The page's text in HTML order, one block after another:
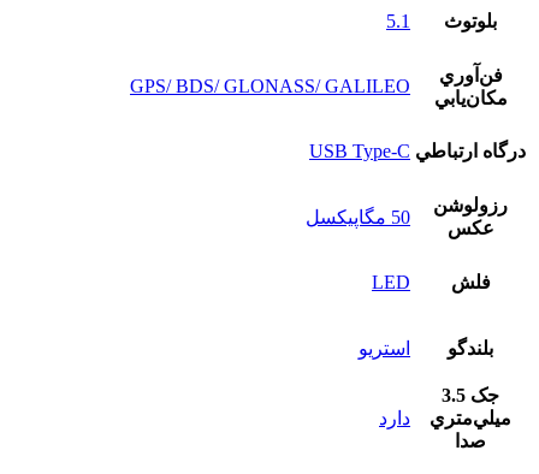
بلوتوث 5.1
فن‌آوري
مکان‌يابي
GPS/ BDS/ GLONASS/ GALILEO
درگاه ارتباطي USB Type-C
رزولوشن
عکس
50 مگاپیکسل
فلش LED
بلندگو استريو
جک 3.5
ميلي‌متري
صدا
دارد